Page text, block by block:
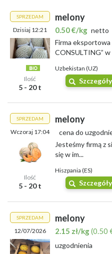
SPRZEDAM
Dzisiaj 12:21
Ilość
5 - 20 t
melony
0.50 €/kg netto
Firma eksportowa
CONSULTING”
Uzbekistan (UZ)
Szczegóły
SPRZEDAM
Wczoraj 17:04
Ilość
5 - 20 t
melony
cena do
Jesteśmy firmą z
się w im...
Hiszpania (ES)
Szczegóły
SPRZEDAM
12/07/2026
melony
2.15 zł/kg(0.50
uzgodnienia